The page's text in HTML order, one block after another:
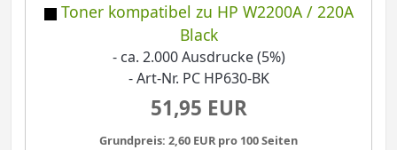
Toner kompatibel zu HP W2200A / 220A
Black
- ca. 2.000 Ausdrucke (5%)
- Art-Nr. PC HP630-BK
51,95 EUR
Grundpreis: 2,60 EUR pro 100 Seiten